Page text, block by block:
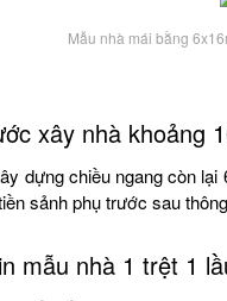
Mẫu nhà mái bằng
xây nhà khoảng
dựng chiều ngang còn lại
sảnh phụ trước sau
mẫu nhà 1 trệt 1